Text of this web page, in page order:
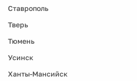
Ставрополь
Тверь
Тюмень
Усинск
Ханты-Мансийск